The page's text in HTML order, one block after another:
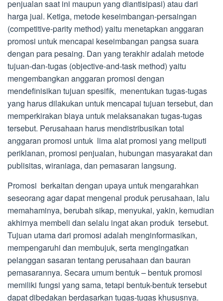
penjualan saat ini maupun yang diantisipasi) atau dari
harga jual. Ketiga, metode keseimbangan-persaingan
(competitive-parity method) yaitu menetapkan anggaran
promosi untuk mencapai keseimbangan pangsa suara
dengan para pesaing. Dan yang terakhir adalah metode
tujuan-dan-tugas (objective-and-task method) yaitu
mengembangkan anggaran promosi dengan
mendefinisikan tujuan spesifik, menentukan tugas-tugas
yang harus dilakukan untuk mencapai tujuan tersebut, dan
memperkirakan biaya untuk melaksanakan tugas-tugas
tersebut. Perusahaan harus mendistribusikan total
anggaran promosi untuk lima alat promosi yang meliputi
periklanan, promosi penjualan, hubungan masyarakat dan
publisitas, wiraniaga, dan pemasaran langsung.
Promosi berkaitan dengan upaya untuk mengarahkan
seseorang agar dapat mengenal produk perusahaan, lalu
memahaminya, berubah sikap, menyukai, yakin, kemudian
akhirnya membeli dan selalu ingat akan produk tersebut.
Tujuan utama dari promosi adalah menginformasikan,
mempengaruhi dan membujuk, serta mengingatkan
pelanggan sasaran tentang perusahaan dan bauran
pemasarannya. Secara umum bentuk – bentuk promosi
memiliki fungsi yang sama, tetapi bentuk-bentuk tersebut
dapat dibedakan berdasarkan tugas-tugas khususnya.